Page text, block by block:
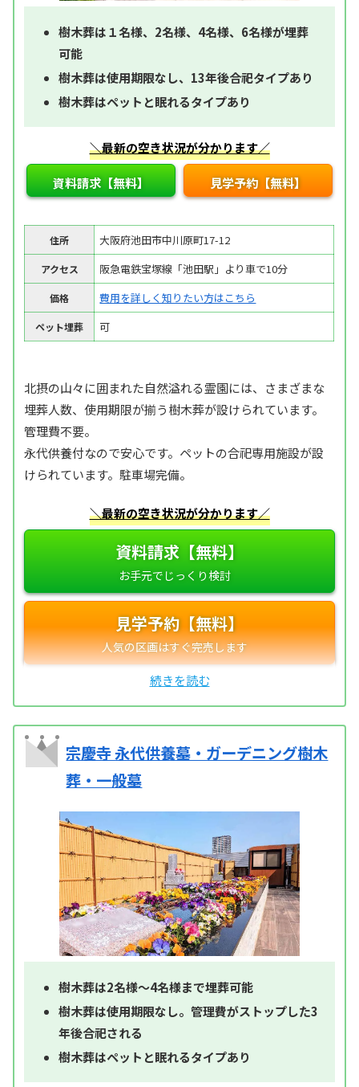
樹木葬は１名様、2名様、4名様、6名様が埋葬
可能
樹木葬は使用期限なし、13年後合祀タイプあり
樹木葬はペットと眠れるタイプあり
＼最新の空き状況が分かります／
資料請求【無料】 見学予約【無料】
住所 大阪府池田市中川原町17-12
アクセス 阪急電鉄宝塚線「池田駅」より車で10分
価格 費用を詳しく知りたい方はこちら
ペット埋葬 可
北摂の山々に囲まれた自然溢れる霊園には、さまざまな
埋葬人数、使用期限が揃う樹木葬が設けられています。
管理費不要。
永代供養付なので安心です。ペットの合祀専用施設が設
けられています。駐車場完備。
＼最新の空き状況が分かります／
資料請求【無料】
見学予約【無料】
宗慶寺 永代供養墓・ガーデニング樹木
葬・一般墓
樹木葬は2名様～4名様まで埋葬可能
樹木葬は使用期限なし。管理費がストップした3
年後合祀される
樹木葬はペットと眠れるタイプあり